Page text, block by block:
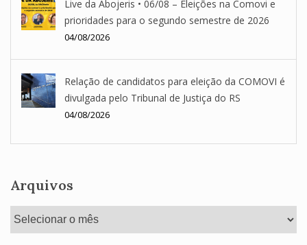
Live da Abojeris • 06/08 – Eleições na Comovi e
prioridades para o segundo semestre de 2026
04/08/2026
Relação de candidatos para eleição da COMOVI é
divulgada pelo Tribunal de Justiça do RS
04/08/2026
Arquivos
Arquivos